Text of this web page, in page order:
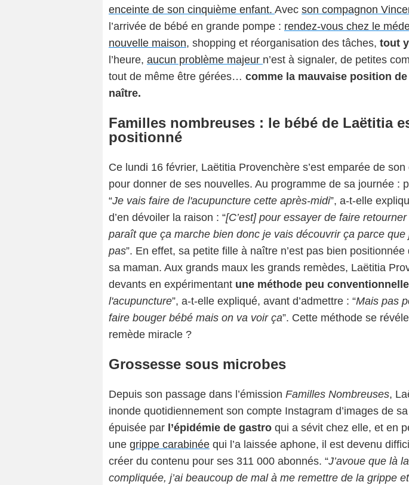
enceinte de son cinquième enfant. Avec son compagnon
l’arrivée de bébé en grande pompe : rendez-vous chez le
nouvelle maison, shopping et réorganisation des tâches, tout
l’heure, aucun problème majeur n’est à signaler, de petites
tout de même être gérées… comme la mauvaise position
naître.
Familles nombreuses : le bébé de Laëtitia
positionné
Ce lundi 16 février, Laëtitia Provenchère s’est emparée de
pour donner de ses nouvelles. Au programme de sa journée :
“Je vais faire de l'acupuncture cette après-midi”, a-t-elle
d’en dévoiler la raison : “[C’est] pour essayer de faire retourner
paraît que ça marche bien donc je vais découvrir ça parce que
pas”. En effet, sa petite fille à naître n’est pas bien
sa maman. Aux grands maux les grands remèdes, Laëtitia
devants en expérimentant une méthode peu conventionnelle
l'acupuncture”, a-t-elle expliqué, avant d’admettre : “Mais pas
faire bouger bébé mais on va voir ça”. Cette méthode se
remède miracle ?
Grossesse sous microbes
Depuis son passage dans l’émission Familles Nombreuses,
inonde quotidiennement son compte Instagram d’images de
épuisée par l’épidémie de gastro qui a sévit chez elle, et en
une grippe carabinée qui l’a laissée aphone, il est devenu
créer du contenu pour ses 311 000 abonnés. “J’avoue que là
compliquée, j’ai beaucoup de mal à me remettre de la grippe